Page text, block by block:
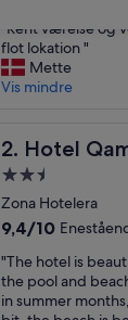
af
10,
Fremragende,
(1.005
R
e
n
æ
e
l
s
o
g
v
"Rent værelse og
flot lokation "
Mette
Vis mindre
2. Hotel
Hotel Qamar
2.5-
stjernet
Zona Hotelera
9.4
af
10,
Enestående,
9,4/10
"
T
h
"The hotel is
the pool and
in summer